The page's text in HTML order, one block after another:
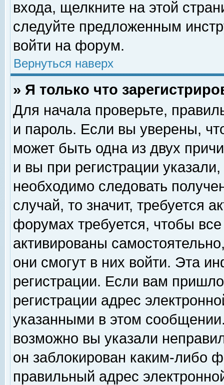
входа, щелкните на этой
следуйте предложенным
войти на форум.
Вернуться наверх
» Я только что
Для начала проверьте,
и пароль. Если вы уверены,
может быть одна из двух
и вы при регистрации
необходимо следовать
случай, то значит, требуется
форумах требуется, чтобы
активированы
они смогут в них войти. Эта
регистрации. Если вам
регистрации адрес
указанными в этом
возможно вы указали
он заблокирован каким-либо
правильный адрес